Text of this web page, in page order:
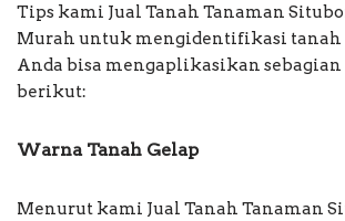
Tips kami Jual Tanah Tanaman
Murah untuk mengidentifikasi tanah
Anda bisa mengaplikasikan
berikut:
Warna Tanah Gelap
Menurut kami Jual Tanah Tanaman